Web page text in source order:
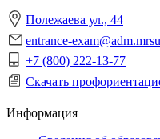
Полежаева ул., 44
entrance-
+7 (800) 222-13-77
Скачать
Информация